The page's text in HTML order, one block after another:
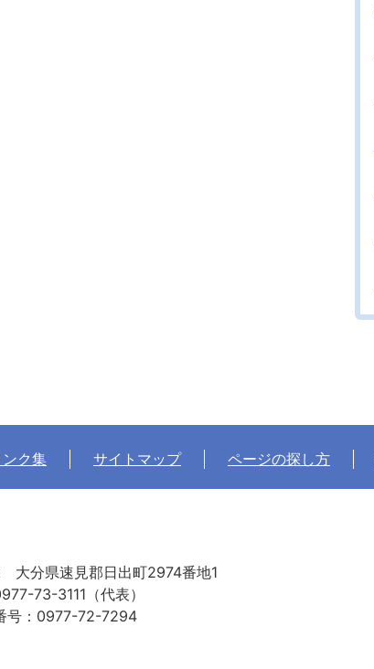
ンク集 サイトマップ ページの探し方
大分県速見郡日出町2974番地1
73-3111（代表）
号：0977-72-7294